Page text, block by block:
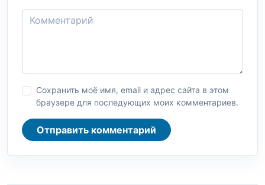
Сохранить моё имя, email и адрес сайта в этом
браузере для последующих моих комментариев.
Отправить комментарий